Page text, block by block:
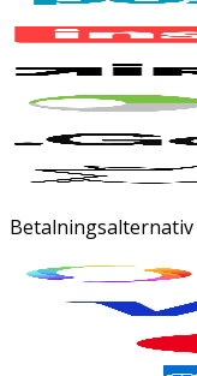
Betalningsalternativ